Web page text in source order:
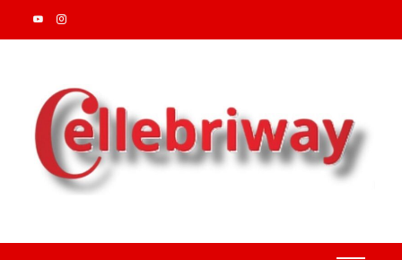
Skip
to